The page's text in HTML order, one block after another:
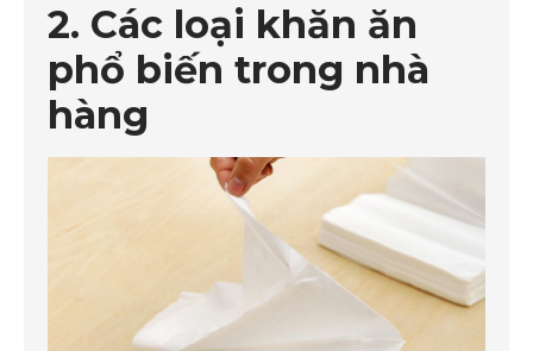
2. Các loại khăn ăn
phổ biến trong nhà
hàng